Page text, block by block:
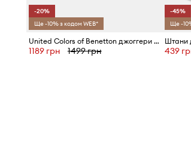
-20%
Ще -10% з кодом WEB*
United Colors of Benetton джоггери дитячі з бавовною
1189 грн 1499 грн
-45%
Ще -
439